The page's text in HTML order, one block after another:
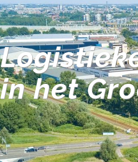
in het